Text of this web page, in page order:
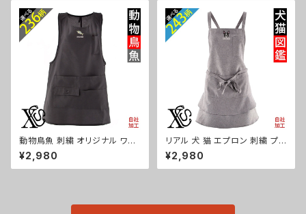
ズー シュナウザー パグ フレンチ
ブルドッグ X-CLOTHES 猫図
鑑 犬図鑑 ori-aw-poh2-b10
-s
ー シュナウザー パグ フレンチブ
ルドッグ X-CLOTHES 猫図鑑
犬図鑑 ori-am-poh2-b10-s
動物鳥魚 刺繍 オリジナル ワン
ポイント エプロン プレゼント ワ
ンピース レディース 撥水加工
おしゃれ かわいい 脇ボタン マ
¥2,980
リアル 犬 猫 エプロン 刺繍 プレ
ゼント ワンポイント ワンピース
レディース 撥水加工 おしゃれ
かわいい フリル ティアード フレ
¥2,980